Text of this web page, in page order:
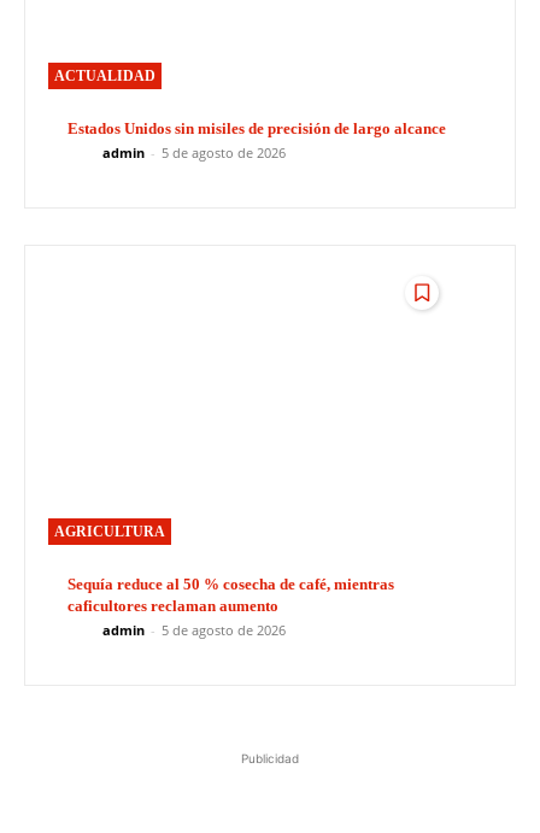
ACTUALIDAD
Estados Unidos sin misiles de precisión de largo alcance
admin - 5 de agosto de 2026
AGRICULTURA
Sequía reduce al 50 % cosecha de café, mientras
caficultores reclaman aumento
admin - 5 de agosto de 2026
Publicidad